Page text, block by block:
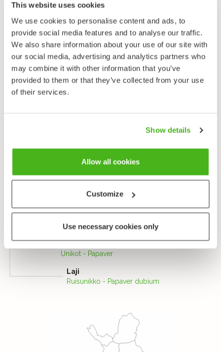
This website uses cookies
We use cookies to personalise content and ads, to
provide social media features and to analyse our traffic.
We also share information about your use of our site with
our social media, advertising and analytics partners who
may combine it with other information that you’ve
provided to them or that they’ve collected from your use
of their services.
Show details
Allow all cookies
Customize
Use necessary cookies only
mustapilkkuiset ja sen kota, erotuksena sekä ruis-
että silkkiunikkoon, on karheakarvainen. Luottisäteitä
hietaunikon kodassa on 4–6.
→ Levinneisyyskartta
Kasviatlas , Helsingin yliopisto)
Unikkokasvit - Papaveraceae
Alaheimo
Papaveroideae
Suku
Unikot - Papaver
Laji
Ruisunikko - Papaver dubium